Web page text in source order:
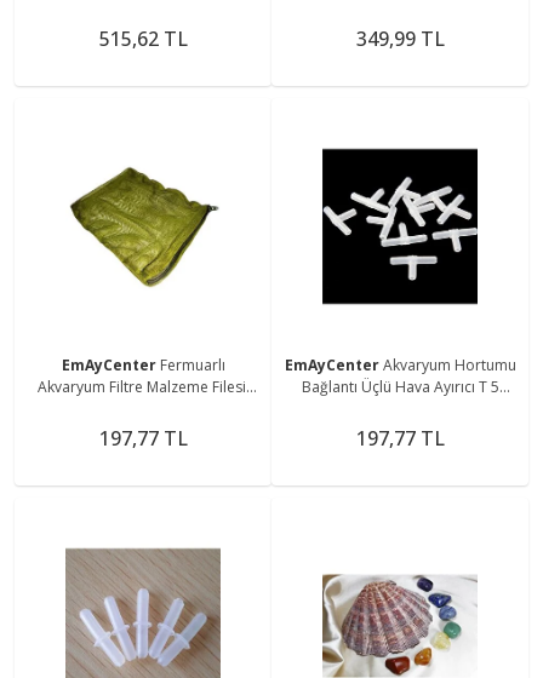
515,62 TL 349,99 TL
EmAyCenter Fermuarlı
Akvaryum Filtre Malzeme Filesi,
Torba File
197,77 TL
EmAyCenterAkvaryum Hortumu
Bağlantı Üçlü Hava Ayırıcı T 5
197,77 TL